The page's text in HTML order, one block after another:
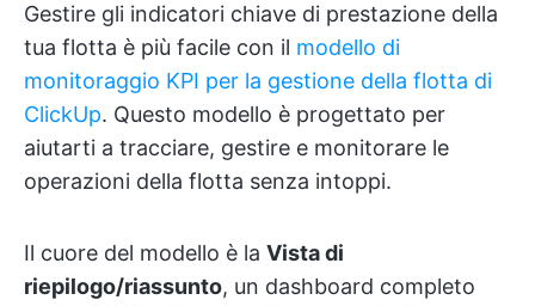
Gestire gli indicatori chiave di prestazione della
tua flotta è più facile con il modello di
monitoraggio KPI per la gestione della flotta di
ClickUp. Questo modello è progettato per
aiutarti a tracciare, gestire e monitorare le
operazioni della flotta senza intoppi.
Il cuore del modello è la Vista di
riepilogo/riassunto, un dashboard completo